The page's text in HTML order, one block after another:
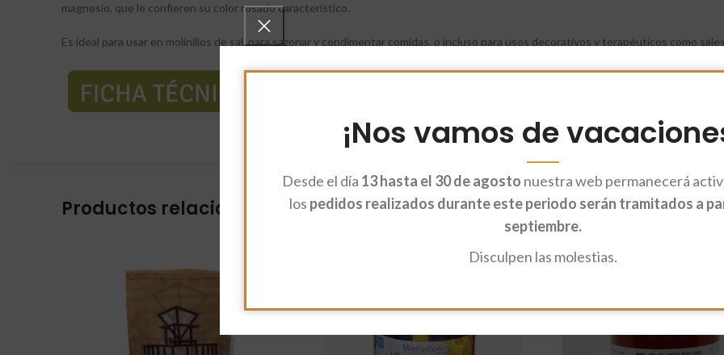
¡Nos vamos de
Desde el día 13 hasta el 30 de agosto nuestra web permanecerá
los pedidos realizados durante este periodo serán tramitados a
septiembre.
Disculpen las molestias.
magnesio, que le confieren su color rosado característico.
Es ideal para usar en molinillos de sal, para sazonar y condimentar comidas, o incluso para usos decorativos y terapéuticos como
Productos relacionados